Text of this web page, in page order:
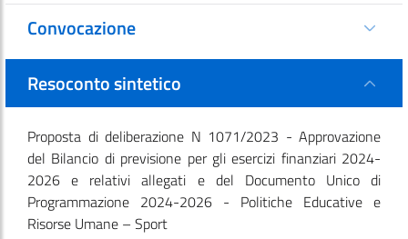
Convocazione
Resoconto sintetico
Proposta di deliberazione N 1071/2023 - Approvazione
del Bilancio di previsione per gli esercizi finanziari 2024-
2026 e relativi allegati e del Documento Unico di
Programmazione 2024-2026 - Politiche Educative e
Risorse Umane – Sport